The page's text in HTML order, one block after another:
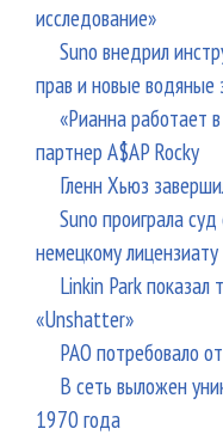
исследование»
Suno внедрил
прав и новые водяные
«Рианна работает
партнер A$AP Rocky
Гленн Хьюз
Suno проиграла
немецкому лицензиату
Linkin Park показал
«Unshatter»
РАО потребовало
В сеть выложен
1970 года